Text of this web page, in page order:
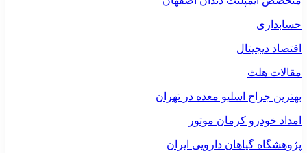
حسابداری
اقتصاد دیجیتال
مقالات هلث
بهترین جراح اسلیو معده در تهران
امداد خودرو کرمان موتور
پژوهشگاه گیاهان دارویی ایران